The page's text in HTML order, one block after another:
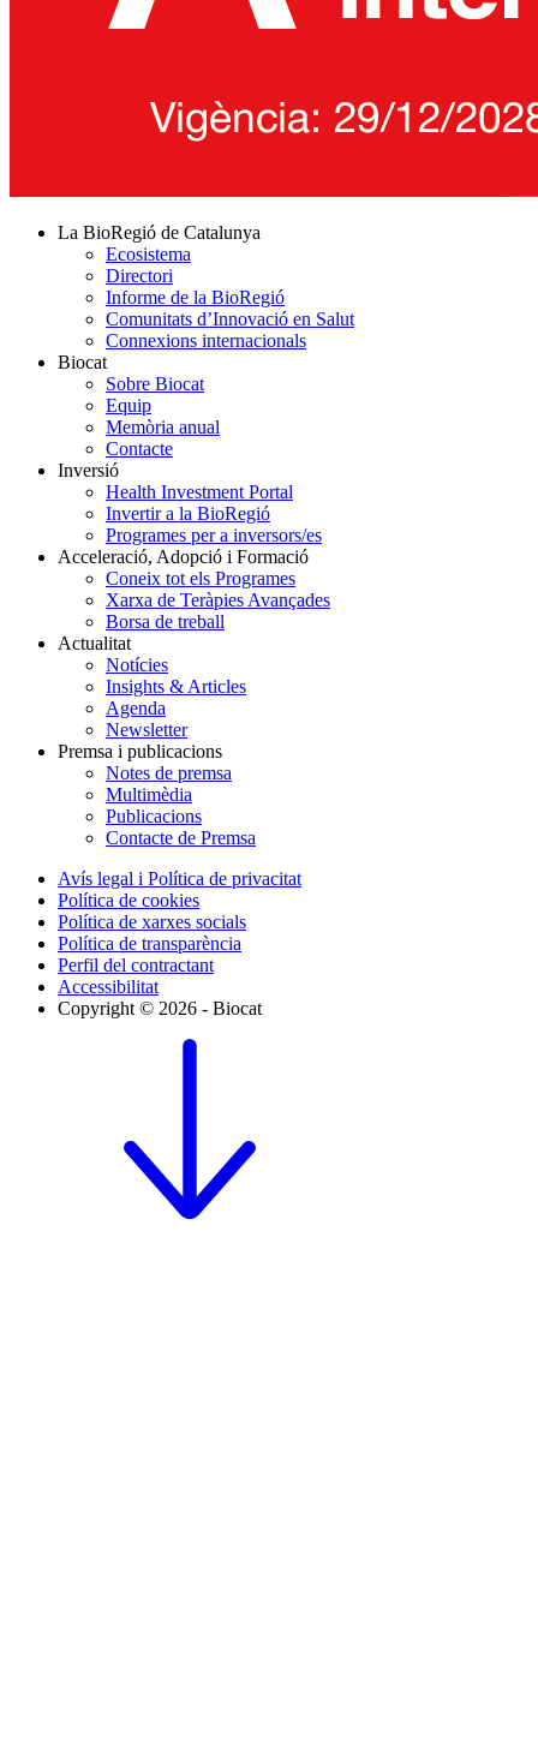
La BioRegió de Catalunya
Ecosistema
Directori
Informe de la BioRegió
Comunitats d’Innovació en Salut
Connexions internacionals
Biocat
Sobre Biocat
Equip
Memòria anual
Contacte
Inversió
Health Investment Portal
Invertir a la BioRegió
Programes per a inversors/es
Acceleració, Adopció i Formació
Coneix tot els Programes
Xarxa de Teràpies Avançades
Borsa de treball
Actualitat
Notícies
Insights & Articles
Agenda
Newsletter
Premsa i publicacions
Notes de premsa
Multimèdia
Publicacions
Contacte de Premsa
Avís legal i Política de privacitat
Política de cookies
Política de xarxes socials
Política de transparència
Perfil del contractant
Accessibilitat
Copyright © 2026 - Biocat